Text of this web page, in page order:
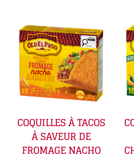
COQUILLES À TACOS
À SAVEUR DE
FROMAGE NACHO